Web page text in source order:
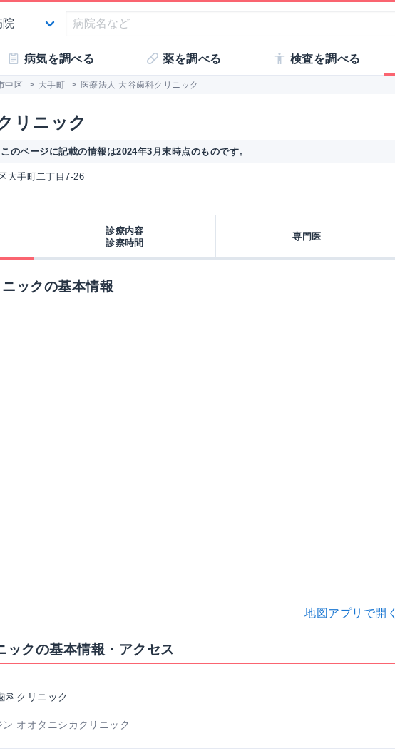
病気を調べる 薬を調べる 検査を調べる
中区 > 大手町 > 医療法人 大谷歯科クリニック
リニック
このページに記載の情報は2024年3月末時点のものです。
大手町二丁目7-26
診療内容
診察時間
専門医
ックの基本情報
地図アプリで開く
ックの基本情報・アクセス
科クリニック
オオタニシカクリニック